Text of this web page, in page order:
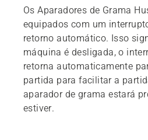
Os Aparadores de Grama
equipados com um
retorno automático. Isso
máquina é desligada, o
retorna automaticamente
partida para facilitar a
aparador de grama estará
estiver.